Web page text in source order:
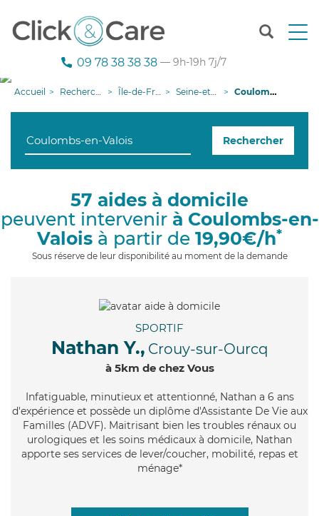
T
n
g
i
09 78 38 38 38 — 9h-19h 7j/7
Accueil Recherche aide à domicile Île-de-France Seine-et-Marne Coulombs-en-Valois
Rechercher
57 aides à domicile
peuvent intervenir à Coulombs-en-
Valois à partir de 19,90€/h*
Sous réserve de leur disponibilité au moment de la demande
SPORTIF
Nathan Y., Crouy-sur-Ourcq
à 5km de chez Vous
Infatiguable, minutieux et attentionné, Nathan a 6 ans
d'expérience et possède un diplôme d'Assistante De Vie aux
Familles (ADVF). Maitrisant bien les troubles rénaux ou
urologiques et les soins médicaux à domicile, Nathan
apporte ses services de lever/coucher, mobilité, repas et
ménage*